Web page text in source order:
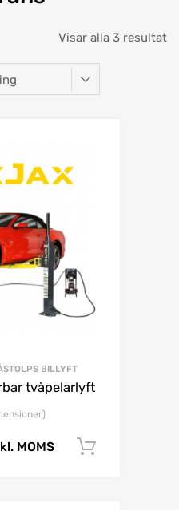
Visar alla 3 resultat
BILLYFT
tvåpelarlyft
MOMS